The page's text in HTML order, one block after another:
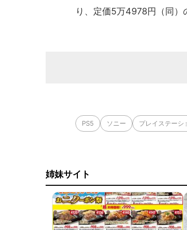
り、定価5万4978円（同）
PS5 ソニー プレイステーシ
姉妹サイト